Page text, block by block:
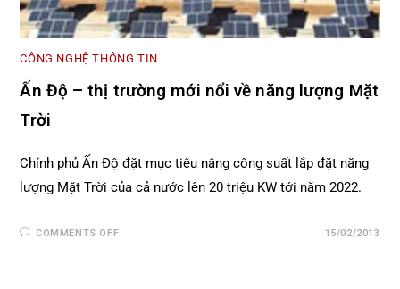
CÔNG NGHỆ THÔNG TIN
Ấn Độ – thị trường mới nổi về năng lượng Mặt
Trời
Chính phủ Ấn Độ đặt mục tiêu nâng công suất lắp đặt năng
lượng Mặt Trời của cả nước lên 20 triệu KW tới năm 2022.
COMMENTS OFF 15/02/2013